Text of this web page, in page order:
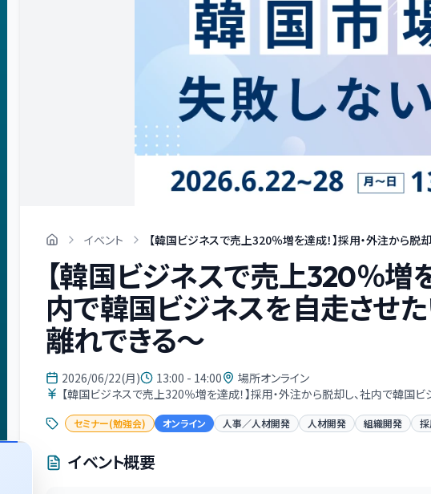
イベント 【韓国ビジネスで売上320％増を達成！】採用・外注から
【韓国ビジネスで売上320％増
内で韓国ビジネスを自走させ
離れできる〜
2026/06/22(月) 13:00 - 14:00
場所オンライン
【韓国ビジネスで売上320％増を達成！】採用・外注から脱却し、社内で韓
セミナー(勉強会) オンライン 人事／人材開発 人材開発 組織開発
イベント概要